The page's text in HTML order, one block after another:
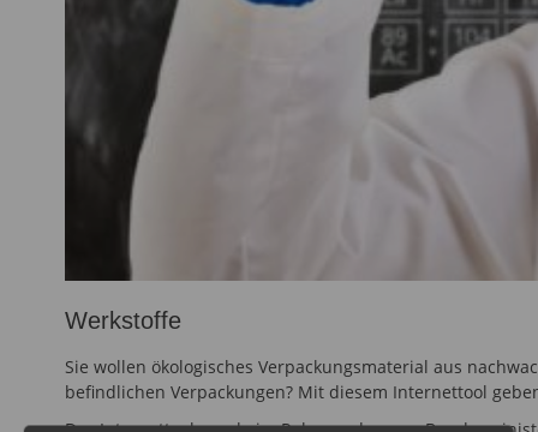
Werkstoffe
Sie wollen ökologisches Verpackungsmaterial aus
befindlichen Verpackungen? Mit diesem Internettool